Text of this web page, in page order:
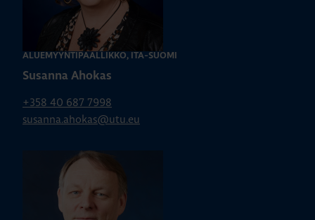
ALUEMYYNTIPÄÄLLIKKÖ, ITÄ-SUOMI
Susanna Ahokas
+358 40 687 7998
susanna.ahokas@utu.eu